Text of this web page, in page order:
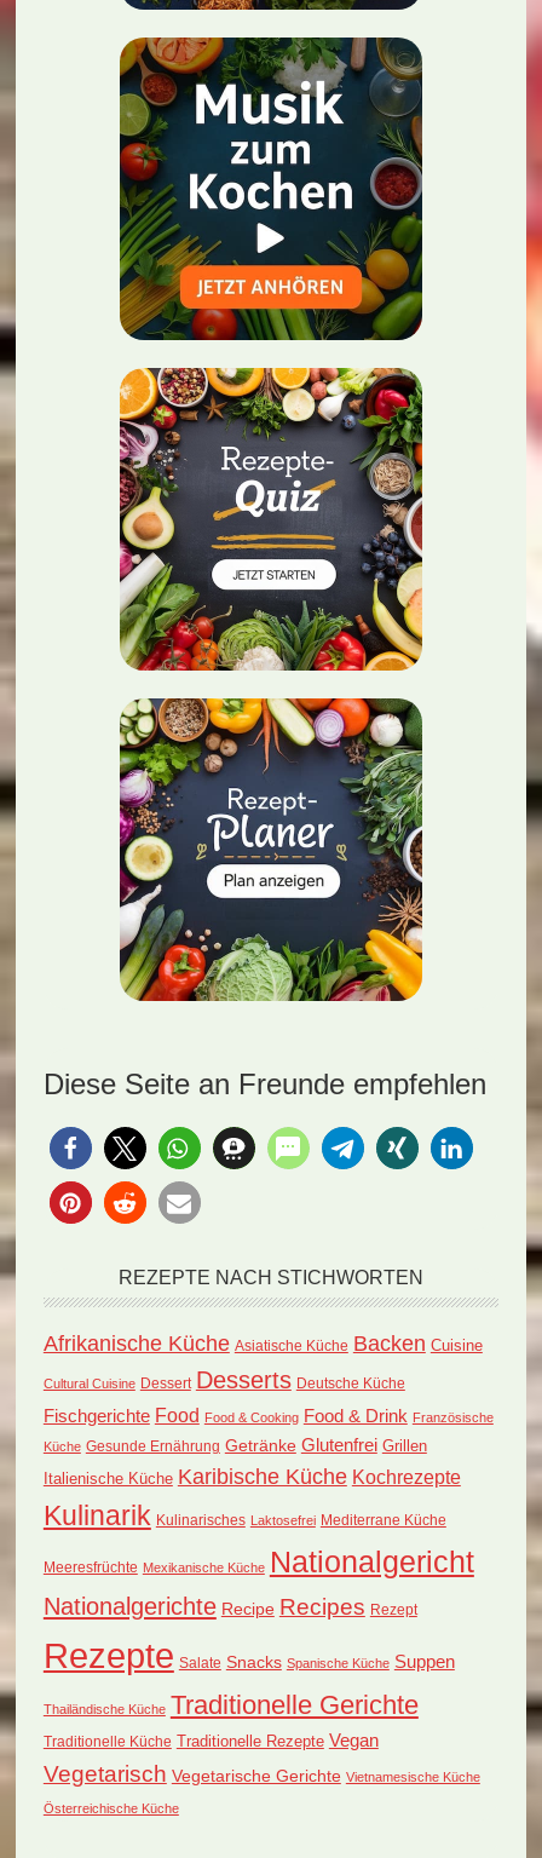
Diese Seite an Freunde empfehlen
REZEPTE NACH STICHWORTEN
Afrikanische Küche Asiatische Küche Backen Cuisine
Cultural Cuisine Dessert Desserts Deutsche Küche
Fischgerichte Food Food & Cooking Food & Drink Französische
Küche Gesunde Ernährung Getränke Glutenfrei Grillen
Italienische Küche Karibische Küche Kochrezepte
Kulinarik Kulinarisches Laktosefrei Mediterrane Küche
Meeresfrüchte Mexikanische Küche Nationalgericht
Nationalgerichte Recipe Recipes Rezept
Rezepte Salate Snacks Spanische Küche Suppen
Thailändische Küche Traditionelle Gerichte
Traditionelle Küche Traditionelle Rezepte Vegan
Vegetarisch Vegetarische Gerichte Vietnamesische Küche
Österreichische Küche